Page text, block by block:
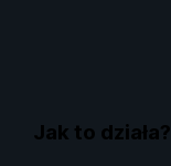
Jak to działa?